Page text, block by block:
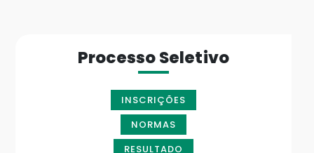
Processo Seletivo
INSCRIÇÕES
NORMAS
RESULTADO